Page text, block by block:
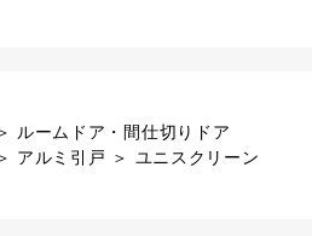
ルームドア・間仕切りドア
アルミ引戸 ＞ ユニスクリーン